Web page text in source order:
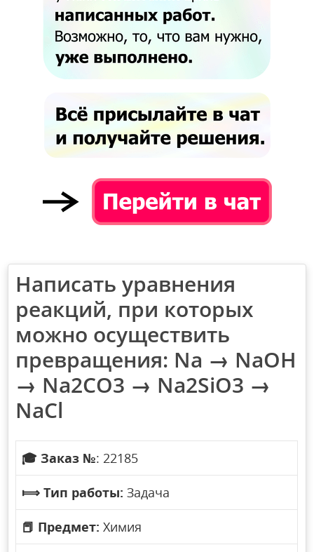
Написать уравнения
реакций, при которых
можно осуществить
превращения: Na → NaOH
→ Na2CO3 → Na2SiO3 →
NaCl
🎓 Заказ №: 22185
⟾ Тип работы: Задача
📕 Предмет: Химия